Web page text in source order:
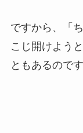
ですから、「
こじ開けよう
ともあるのです